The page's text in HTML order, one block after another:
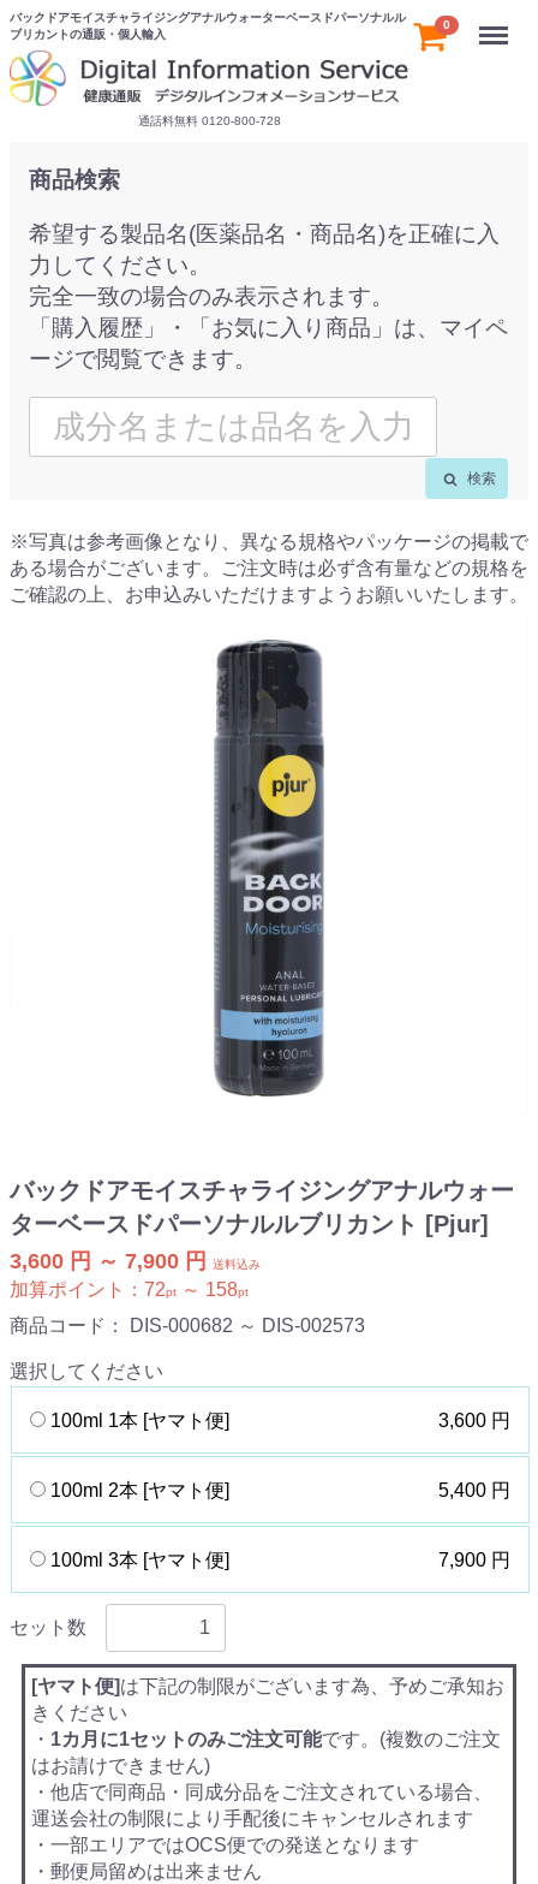
バックドアモイスチャライジングアナルウォーターベースドパーソナルル
ブリカントの通販・個人輸入
通話料無料 0120-800-728
0 Menu
商品検索
希望する製品名(医薬品名・商品名)を正確に入
力してください。
完全一致の場合のみ表示されます。
「購入履歴」・「お気に入り商品」は、マイペ
ージで閲覧できます。
検索
※写真は参考画像となり、異なる規格やパッケージの掲載で
ある場合がございます。ご注文時は必ず含有量などの規格を
ご確認の上、お申込みいただけますようお願いいたします。
バックドアモイスチャライジングアナルウォー
ターベースドパーソナルルブリカント [Pjur]
3,600 円 ～ 7,900 円 送料込み
加算ポイント： 72pt ～ 158pt
商品コード： DIS-000682 ～ DIS-002573
選択してください
100ml 1本 [ヤマト便] 3,600 円
100ml 2本 [ヤマト便] 5,400 円
100ml 3本 [ヤマト便] 7,900 円
セット数
[ヤマト便]は下記の制限がございます為、予めご承知お
きください
・ 1カ月に1セットのみご注文可能です。(複数のご注文
はお請けできません)
・他店で同商品・同成分品をご注文されている場合、
運送会社の制限により手配後にキャンセルされます
・一部エリアではOCS便での発送となります
・郵便局留めは出来ません